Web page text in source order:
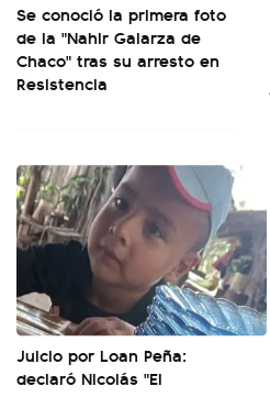
Se conoció la primera foto
de la "Nahir Galarza de
Chaco" tras su arresto en
Resistencia
Juicio por Loan Peña:
declaró Nicolás "El